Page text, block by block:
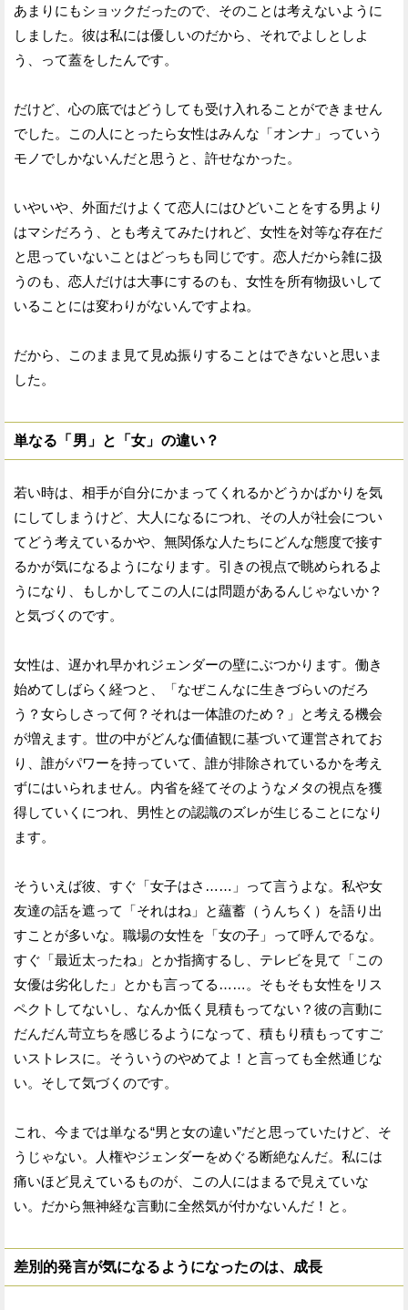
あまりにもショックだったので、そのことは考えないように
しました。彼は私には優しいのだから、それでよしとしよ
う、って蓋をしたんです。
だけど、心の底ではどうしても受け入れることができません
でした。この人にとったら女性はみんな「オンナ」っていう
モノでしかないんだと思うと、許せなかった。
いやいや、外面だけよくて恋人にはひどいことをする男より
はマシだろう、とも考えてみたけれど、女性を対等な存在だ
と思っていないことはどっちも同じです。恋人だから雑に扱
うのも、恋人だけは大事にするのも、女性を所有物扱いして
いることには変わりがないんですよね。
だから、このまま見て見ぬ振りすることはできないと思いま
した。
単なる「男」と「女」の違い？
若い時は、相手が自分にかまってくれるかどうかばかりを気
にしてしまうけど、大人になるにつれ、その人が社会につい
てどう考えているかや、無関係な人たちにどんな態度で接す
るかが気になるようになります。引きの視点で眺められるよ
うになり、もしかしてこの人には問題があるんじゃないか？
と気づくのです。
女性は、遅かれ早かれジェンダーの壁にぶつかります。働き
始めてしばらく経つと、「なぜこんなに生きづらいのだろ
う？女らしさって何？それは一体誰のため？」と考える機会
が増えます。世の中がどんな価値観に基づいて運営されてお
り、誰がパワーを持っていて、誰が排除されているかを考え
ずにはいられません。内省を経てそのようなメタの視点を獲
得していくにつれ、男性との認識のズレが生じることになり
ます。
そういえば彼、すぐ「女子はさ……」って言うよな。私や女
友達の話を遮って「それはね」と蘊蓄（うんちく）を語り出
すことが多いな。職場の女性を「女の子」って呼んでるな。
すぐ「最近太ったね」とか指摘するし、テレビを見て「この
女優は劣化した」とかも言ってる……。そもそも女性をリス
ペクトしてないし、なんか低く見積もってない？彼の言動に
だんだん苛立ちを感じるようになって、積もり積もってすご
いストレスに。そういうのやめてよ！と言っても全然通じな
い。そして気づくのです。
これ、今までは単なる“男と女の違い”だと思っていたけど、そ
うじゃない。人権やジェンダーをめぐる断絶なんだ。私には
痛いほど見えているものが、この人にはまるで見えていな
い。だから無神経な言動に全然気が付かないんだ！と。
差別的発言が気になるようになったのは、成長